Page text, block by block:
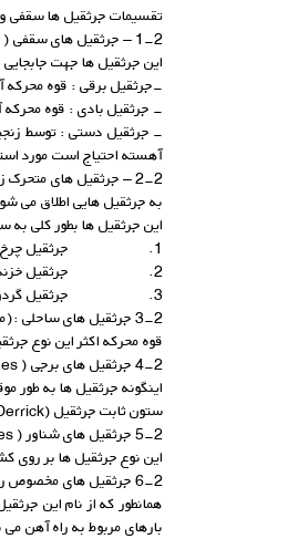
تقسیمات جرثقیل ها سقفی
1-2 – جرثقیل های سقفی ( برقی ، بادی و دستی) (Cranes Overhead Traveling )
این جرثقیل ها جهت
-جرثقیل برقی : قوه
- جرثقیل بادی : قوه محرکه
- جرثقیل دستی : توسط
آهسته احتیاج است مورد
2-2 – جرثقیل های متحرک زمینی ( Mobile Cranes )
به جرثقیل هایی اطلاق می
این جرثقیل ها بطور کلی
1. جرثقیل چرخ دار (Wheel Mounted Crane )
2. جرثقیل خزنده کفشک دار مخصوص بارهای سنگین (Crawler Mounted Crane)
3. جرثقیل گردون یا غیر گردون که بر روی کامیون نصب میشوند ( Lorry Mounted Cranes ) ، این نوع جرثقیل ها برای جابجایی بار بطور سریع مورد استفاده قرارمی گیرند .
3-2 جرثقیل های ساحلی :(مخصوص کناراسکله ها وباراندازها)
قوه محرکه اکثر این نوع
4-2 جرثقیل های برجی ( Derrick Cranes & Tower Cranes )
اینگونه جرثقیل ها به طور
ستون ثابت جرثقیل (Derrick ) توسط کابل فولادی مهار میشوند . این جرثقیل ها اغلب در دوره بهره برداری صنایع ، کاربردی نداشته و بیشتر در زمان احداث کارخانجات و ساختمانها استفاده می شوند .
5-2 جرثقیل های شناور ( Barge Cranes ) :
این نوع جرثقیل ها بر روی
6-2 جرثقیل های مخصوص راه آهن ( Loco Cranes ) :
همانطور که از نام این
بارهای مربوط به راه آهن